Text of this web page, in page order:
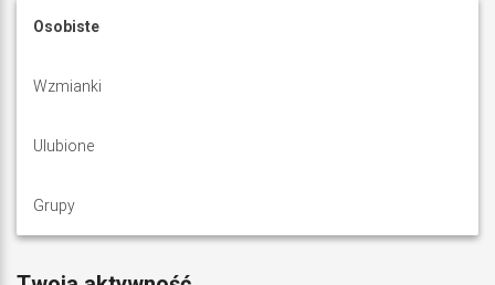
Profil
Forum
T
m
z
S
Osobiste
Wzmianki
Ulubione
Grupy